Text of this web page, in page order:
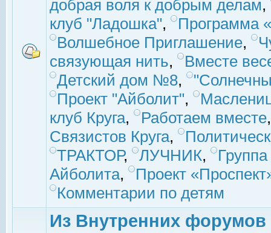
добрая воля к добрым делам,
клуб "Ладошка",
Программа
Волшебное Приглашение,
связующая нить,
Вместе
Детский дом №8,
Проект "Айболит",
клуб Круга, Работаем вместе
Связистов Круга,
ТРАКТОР, ЛУЧНИК,
Айболита,
Проект
Комментарии по детям
Из Внутренних форумов